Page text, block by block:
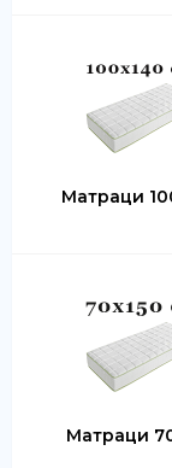
Матраци
Матраци